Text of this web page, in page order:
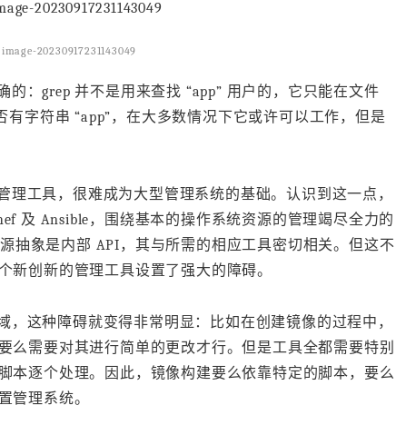
image-20230917231143049
的：grep 并不是用来查找 “app” 用户的，它只能在文件
字符串 “app”，在大多数情况下它或许可以工作，但是
理工具，很难成为大型管理系统的基础。认识到这一点，
及 Ansible，围绕基本的操作系统资源的管理竭尽全力的
抽象是内部 API，其与所需的相应工具密切相关。但这不
新创新的管理工具设置了强大的障碍。
，这种障碍就变得非常明显：比如在创建镜像的过程中，
么需要对其进行简单的更改才行。但是工具全都需要特别
本逐个处理。因此，镜像构建要么依靠特定的脚本，要么
管理系统。